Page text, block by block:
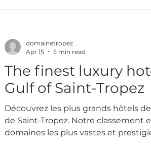
The finest luxury
Gulf of Saint-Tropez
Découvrez les plus grands hôtels
de Saint-Tropez. Notre classement
domaines les plus vastes et
domainetropez
Apr 15
5 min read